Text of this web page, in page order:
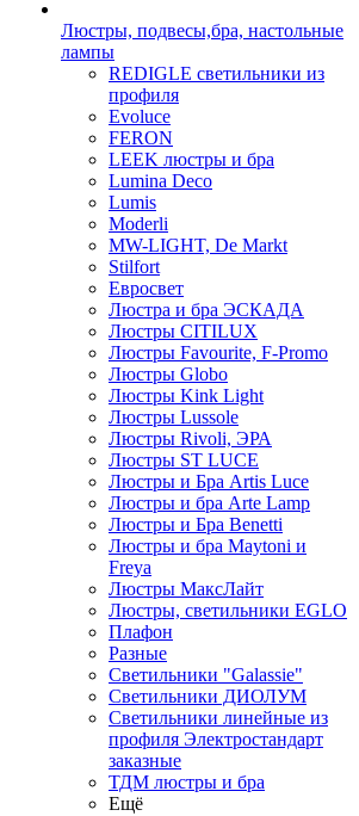
Люстры, подвесы,бра, настольные
лампы
REDIGLE светильники из
профиля
Evoluce
FERON
LEEK люстры и бра
Lumina Deco
Lumis
Moderli
MW-LIGHT, De Markt
Stilfort
Евросвет
Люстра и бра ЭСКАДА
Люстры CITILUX
Люстры Favourite, F-Promo
Люстры Globo
Люстры Kink Light
Люстры Lussole
Люстры Rivoli, ЭРА
Люстры ST LUCE
Люстры и Бра Artis Luce
Люстры и бра Arte Lamp
Люстры и Бра Benetti
Люстры и бра Maytoni и
Freya
Люстры МаксЛайт
Люстры, светильники EGLO
Плафон
Разные
Светильники "Galassie"
Светильники ДИОЛУМ
Светильники линейные из
профиля Электростандарт
заказные
ТДМ люстры и бра
Ещё